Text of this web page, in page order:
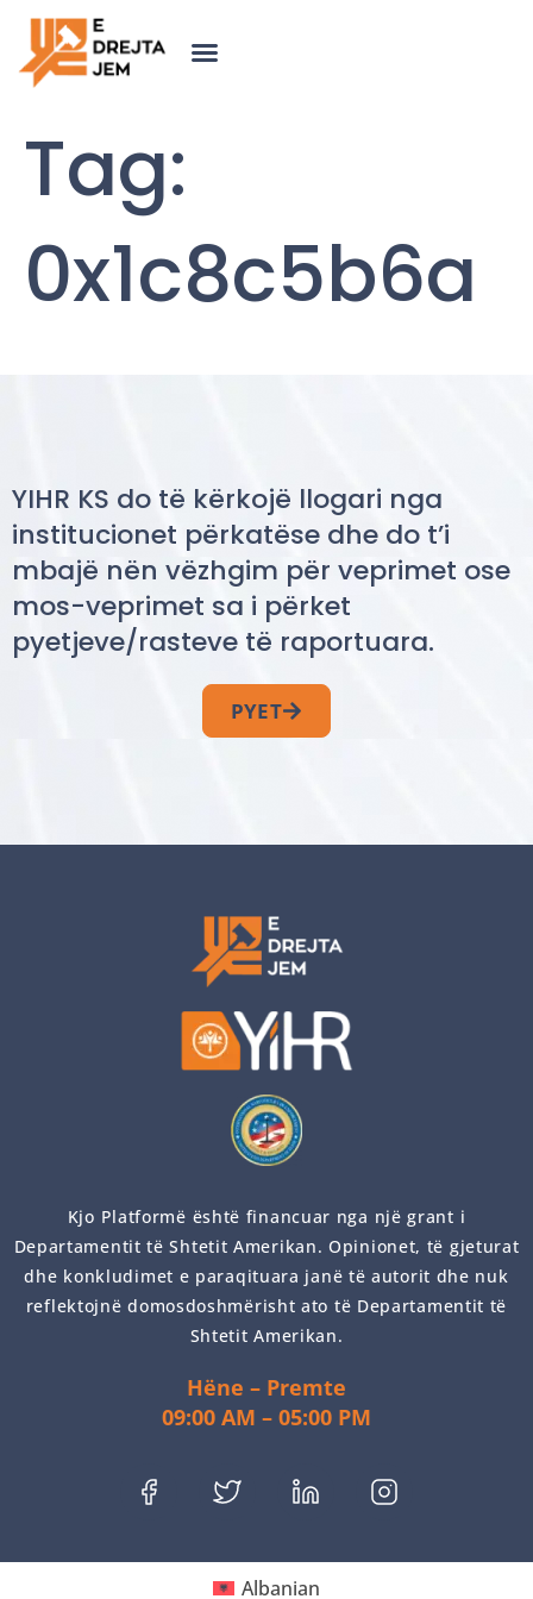
Tag:
0x1c8c5b6a
YIHR KS do të kërkojë llogari nga
institucionet përkatëse dhe do t’i
mbajë nën vëzhgim për veprimet ose
mos-veprimet sa i përket
pyetjeve/rasteve të raportuara.
PYET
Kjo Platformë është financuar nga një grant i
Departamentit të Shtetit Amerikan. Opinionet, të gjeturat
dhe konkludimet e paraqituara janë të autorit dhe nuk
reflektojnë domosdoshmërisht ato të Departamentit të
Shtetit Amerikan.
Hëne – Premte
09:00 AM – 05:00 PM
Albanian